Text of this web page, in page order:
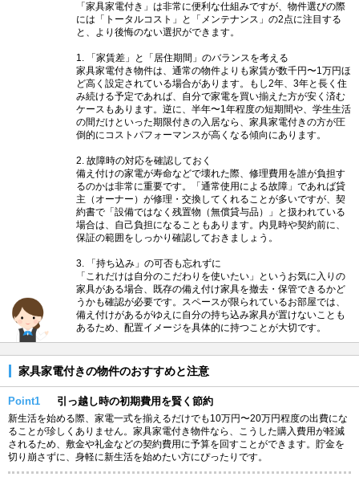
「家具家電付き」は非常に便利な仕組みですが、物件選びの際
には「トータルコスト」と「メンテナンス」の2点に注目する
と、より後悔のない選択ができます。
1. 「家賃差」と「居住期間」のバランスを考える
家具家電付き物件は、通常の物件よりも家賃が数千円〜1万円ほ
ど高く設定されている場合があります。もし2年、3年と長く住
み続ける予定であれば、自分で家電を買い揃えた方が安く済む
ケースもあります。逆に、半年〜1年程度の短期間や、学生生活
の間だけといった期限付きの入居なら、家具家電付きの方が圧
倒的にコストパフォーマンスが高くなる傾向にあります。
2. 故障時の対応を確認しておく
備え付けの家電が寿命などで壊れた際、修理費用を誰が負担す
るのかは非常に重要です。「通常使用による故障」であれば貸
主（オーナー）が修理・交換してくれることが多いですが、契
約書で「設備ではなく残置物（無償貸与品）」と扱われている
場合は、自己負担になることもあります。内見時や契約前に、
保証の範囲をしっかり確認しておきましょう。
3. 「持ち込み」の可否も忘れずに
「これだけは自分のこだわりを使いたい」というお気に入りの
家具がある場合、既存の備え付け家具を撤去・保管できるかど
うかも確認が必要です。スペースが限られているお部屋では、
備え付けがあるがゆえに自分の持ち込み家具が置けないことも
あるため、配置イメージを具体的に持つことが大切です。
家具家電付きの物件のおすすめと注意
Point1 引っ越し時の初期費用を賢く節約
新生活を始める際、家電一式を揃えるだけでも10万円〜20万円程度の出費にな
ることが珍しくありません。家具家電付き物件なら、こうした購入費用が軽減
されるため、敷金や礼金などの契約費用に予算を回すことができます。貯金を
切り崩さずに、身軽に新生活を始めたい方にぴったりです。